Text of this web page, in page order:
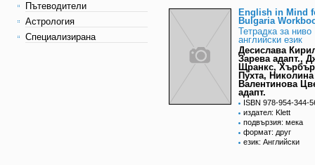
Пътеводители
Астрология
Специализирана
English in Mind
Bulgaria
Тетрадка за
английски език
Десислава
Зарева адапт.,
Щранкс,
Пухта, Николина
Валентинова
адапт.
ISBN 978-954-344-
издател: Klett
подвързия: мека
формат: друг
език: Английски